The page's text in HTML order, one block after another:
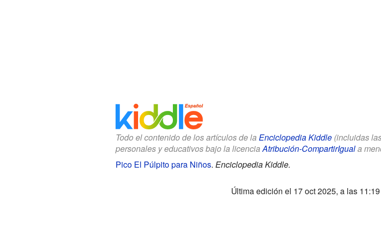
Todo el contenido de los artículos de la Enciclopedia Kiddle(incluidas
personales y educativos bajo la licencia Atribución-CompartirIguala
Pico El Púlpito para Niños. Enciclopedia Kiddle.
Última edición el 17 oct 2025, a las 11:19